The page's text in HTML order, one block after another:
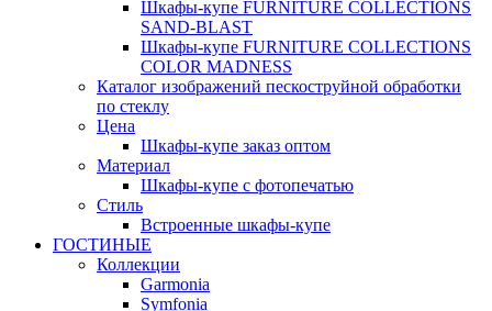
Шкафы-купе FURNITURE COLLECTIONS
SAND-BLAST
Шкафы-купе FURNITURE COLLECTIONS
COLOR MADNESS
Каталог изображений пескоструйной обработки
по стеклу
Цена
Шкафы-купе заказ оптом
Материал
Шкафы-купе с фотопечатью
Стиль
Встроенные шкафы-купе
ГОСТИНЫЕ
Коллекции
Garmonia
Symfonia